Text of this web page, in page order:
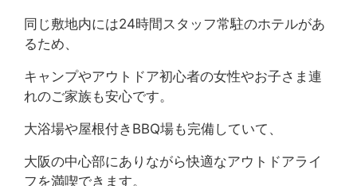
駐車場情報
Google map
パンフレット
Facebook
LINE (The Day Osaka)
Osaka)
YouTube
同じ敷地内には24時間スタッフ常駐のホテルがあ
るため、
キャンプやアウトドア初心者の女性やお子さま連
れのご家族も安心です。
大浴場や屋根付きBBQ場も完備していて、
大阪の中心部にありながら快適なアウトドアライ
フを満喫できます。